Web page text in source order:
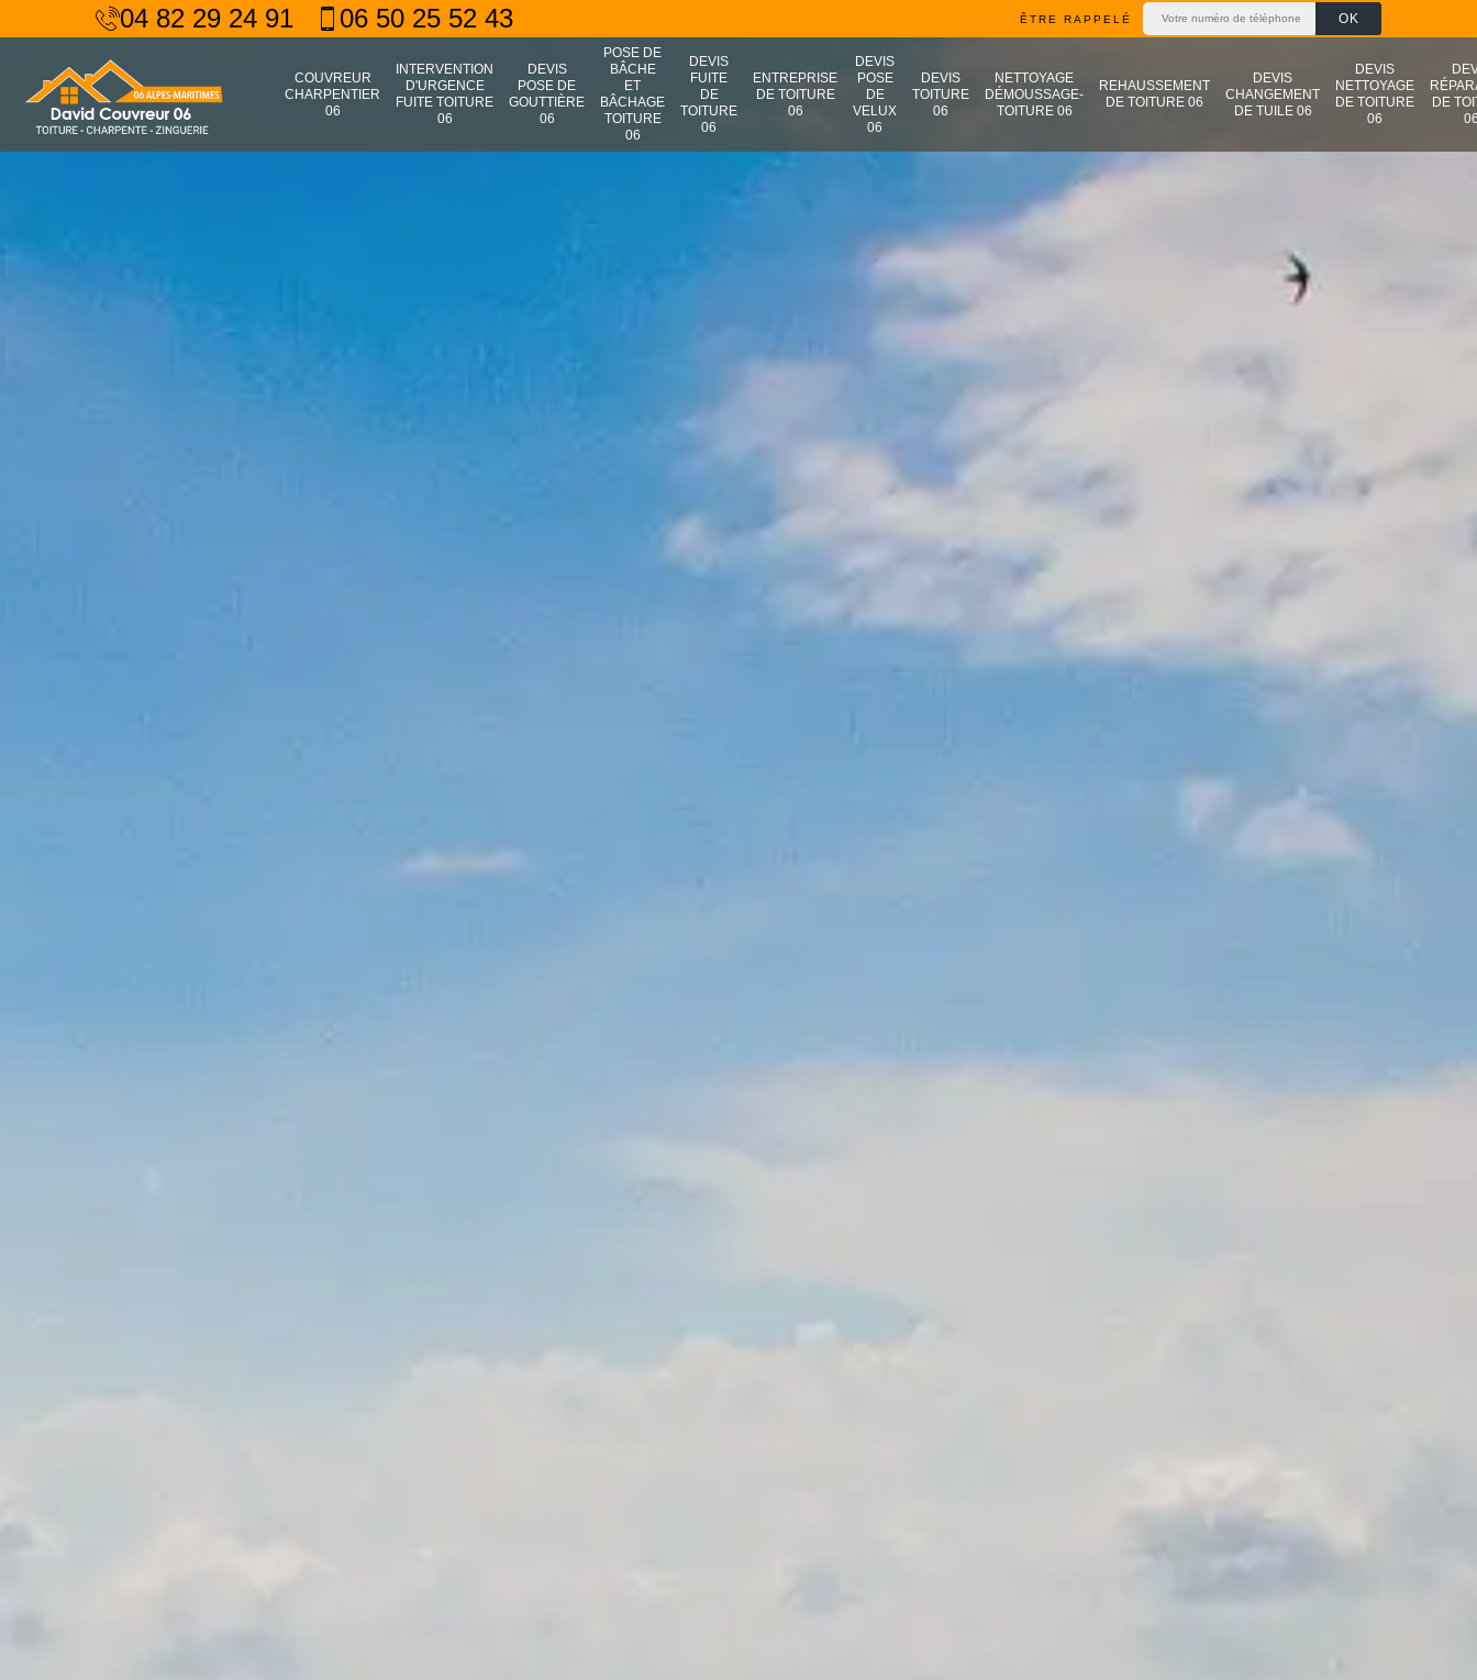
04 82 29 24 91 06 50 25 52 43 ÊTRE RAPPELÉ
COUVREUR
CHARPENTIER
06
INTERVENTION
D'URGENCE
FUITE TOITURE
06
DEVIS
POSE DE
GOUTTIÈRE
06
POSE DE
BÂCHE
ET
BÂCHAGE
TOITURE
06
DEVIS
FUITE
DE
TOITURE
06
ENTREPRISE
DE TOITURE
06
DEVIS
POSE
DE
VELUX
06
DEVIS
TOITURE
06
NETTOYAGE
DÉMOUSSAGE-
TOITURE 06
REHAUSSEMENT
DE TOITURE 06
DEVIS
CHANGEMENT
DE TUILE 06
DEVIS
NETTOYAGE
DE TOITURE
06
DE